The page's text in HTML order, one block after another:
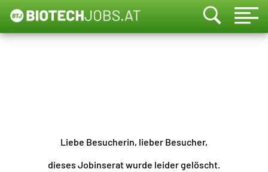
Liebe Besucherin, lieber Besucher,
dieses Jobinserat wurde leider gelöscht.